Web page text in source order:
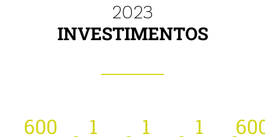
2023
INVESTIMENTOS
600 1 1 1